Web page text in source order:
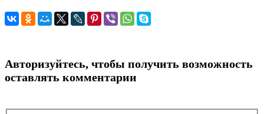
Авторизуйтесь, чтобы получить возможность
оставлять комментарии